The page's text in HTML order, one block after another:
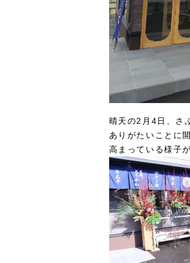
晴天の2月4日、さ
ありがたいことに
高まっている様子